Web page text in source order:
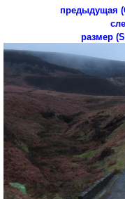
предыдущая
размер